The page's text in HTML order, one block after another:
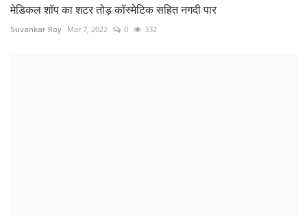
मेडिकल शॉप का शटर तोड़ कॉस्मेटिक सहित नगदी पार
Suvankar Roy Mar 7, 2022 0 332